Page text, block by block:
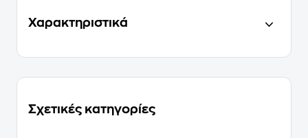
Χαρακτηριστικά
Σχετικές κατηγορίες